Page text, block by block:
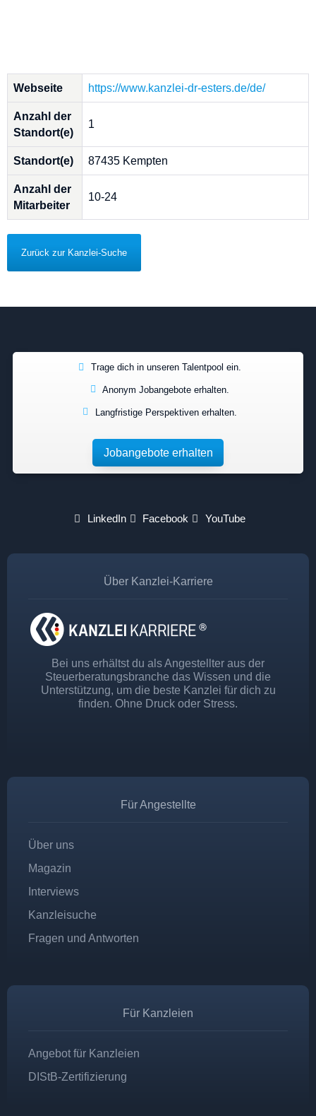
Webseite https://www.kanzlei-dr-esters.de/de/
Anzahl der
Standort(e)
1
Standort(e) 87435 Kempten
Anzahl der
Mitarbeiter
10-24
Zurück zur Kanzlei-Suche
Trage dich in unseren Talentpool ein.
Anonym Jobangebote erhalten.
Langfristige Perspektiven erhalten.
Jobangebote erhalten
LinkedIn Facebook YouTube
Über Kanzlei-Karriere
Bei uns erhältst du als Angestellter aus der
Steuerberatungsbranche das Wissen und die
Unterstützung, um die beste Kanzlei für dich zu
finden. Ohne Druck oder Stress.
Für Angestellte
Über uns
Magazin
Interviews
Kanzleisuche
Fragen und Antworten
Für Kanzleien
Angebot für Kanzleien
DIStB-Zertifizierung